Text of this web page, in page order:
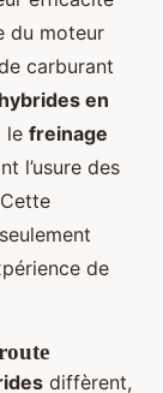
du moteur
carburant
en
le freinage
l’usure des
de
diffèrent,